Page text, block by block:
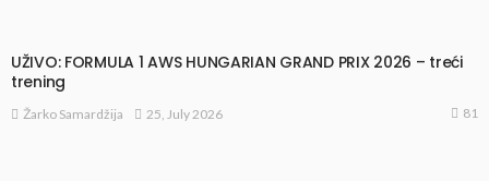
UŽIVO: FORMULA 1 AWS HUNGARIAN GRAND PRIX 2026 – treći
trening
Žarko Samardžija 25, July 2026 81